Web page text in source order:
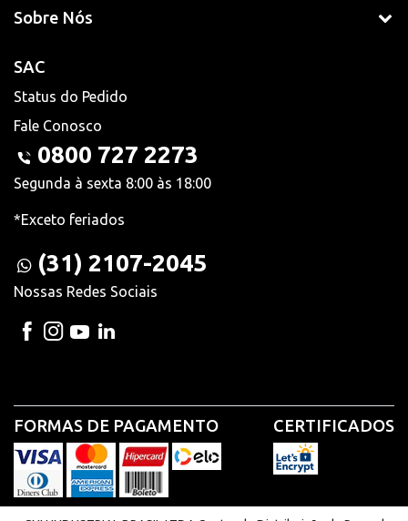
Sobre Nós
SAC
Status do Pedido
Fale Conosco
0800 727 2273
Segunda à sexta 8:00 às 18:00
*Exceto feriados
(31) 2107-2045
Nossas Redes Sociais
FORMAS DE PAGAMENTO CERTIFICADOS